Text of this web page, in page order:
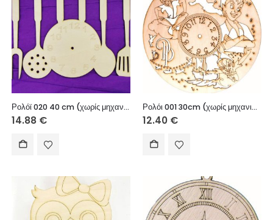
Ρολόϊ 020 40 cm (χωρίς μηχανισμό)
14.88 €
Ρολόι 001 30cm (χωρίς μηχανισμό)
12.40 €